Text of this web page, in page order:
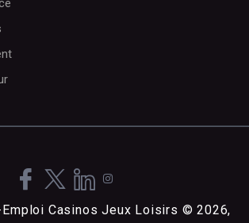
Emploi Casinos Jeux Loisirs © 2026,